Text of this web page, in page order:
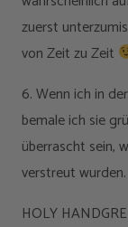
zuerst
von Zeit zu Zeit
6. Wenn ich in
bemale ich sie
überrascht sein,
verstreut wurden.
HOLY